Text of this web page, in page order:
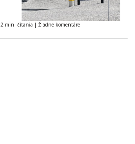
2 min. čítania | Žiadne komentáre